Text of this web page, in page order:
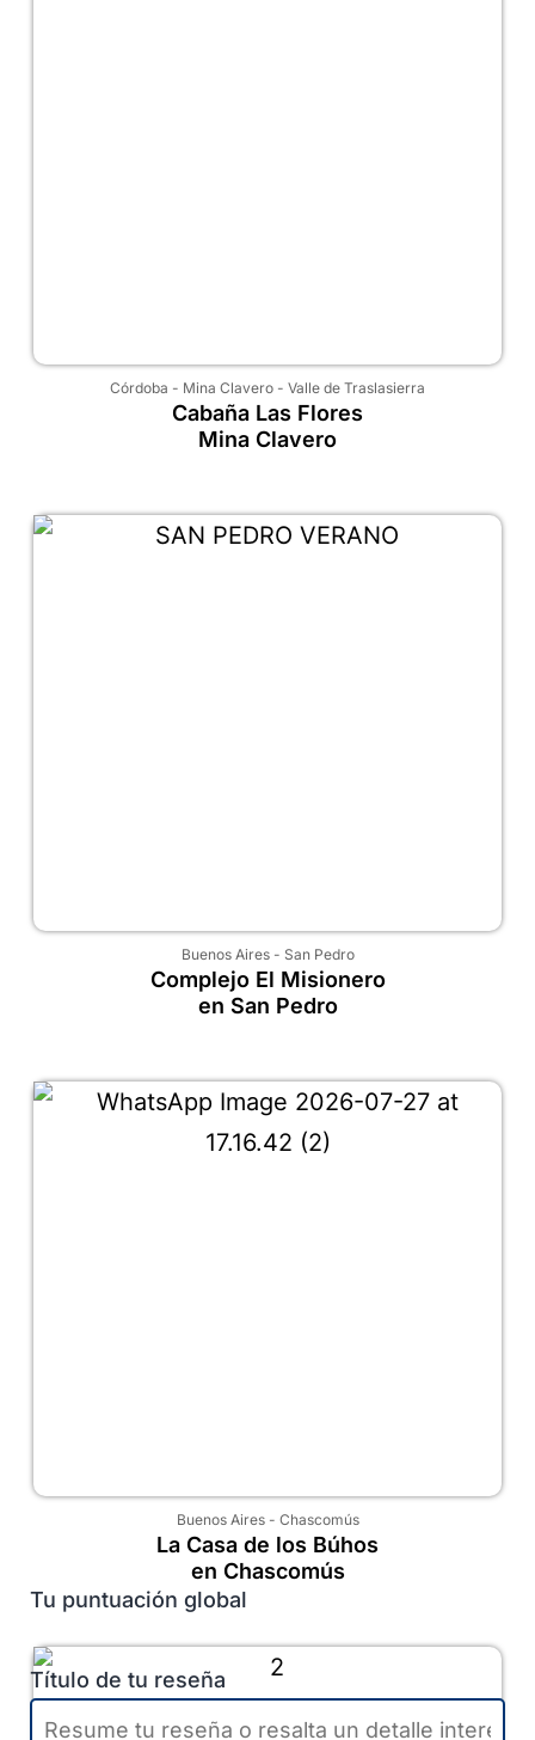
Córdoba - Mina Clavero - Valle de Traslasierra
Cabaña Las Flores
Mina Clavero
Buenos Aires- San Pedro
Complejo El Misionero
en San Pedro
Buenos Aires- Chascomús
La Casa de los Búhos
en Chascomús
Tu puntuación global
Título de tu reseña